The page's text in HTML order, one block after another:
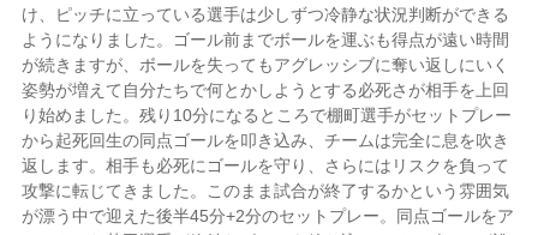
け、ピッチに立っている選手は少しずつ冷静な状況判断ができる
ようになりました。ゴール前までボールを運ぶも得点が遠い時間
が続きますが、ボールを失ってもアグレッシブに奪い返しにいく
姿勢が増えて自分たちで何とかしようとする必死さが相手を上回
り始めました。残り10分になるところで棚町選手がセットプレー
から起死回生の同点ゴールを叩き込み、チームは完全に息を吹き
返します。相手も必死にゴールを守り、さらにはリスクを負って
攻撃に転じてきました。このまま試合が終了するかという雰囲気
が漂う中で迎えた後半45分+2分のセットプレー。同点ゴールをア